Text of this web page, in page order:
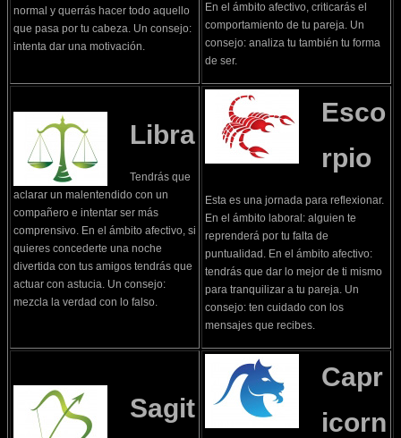
normal y querrás hacer todo aquello
que pasa por tu cabeza. Un consejo:
intenta dar una motivación.
En el ámbito afectivo, criticarás el
comportamiento de tu pareja. Un
consejo: analiza tu también tu forma
de ser.
Libra
Tendrás que
aclarar un malentendido con un
compañero e intentar ser más
comprensivo. En el ámbito afectivo, si
quieres concederte una noche
divertida con tus amigos tendrás que
actuar con astucia. Un consejo:
mezcla la verdad con lo falso.
Esco
rpio
Esta es una jornada para reflexionar.
En el ámbito laboral: alguien te
reprenderá por tu falta de
puntualidad. En el ámbito afectivo:
tendrás que dar lo mejor de ti mismo
para tranquilizar a tu pareja. Un
consejo: ten cuidado con los
mensajes que recibes.
Sagit
Capr
icorn